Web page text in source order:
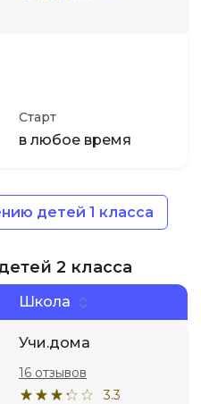
Старт
в любое время
детей 1 класса
2 класса
Школа
Учи.дома
3.3
16 отзывов